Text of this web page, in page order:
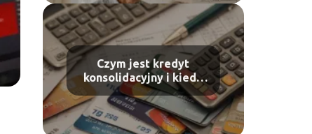
Czym jest kredyt
konsolidacyjny i kiedy
warto go wziąć?